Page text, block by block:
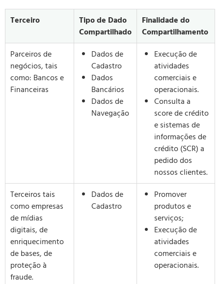
Terceiro
Tipo de Dado
Compartilhado
Finalidade do
Compartilhamento
Parceiros de
negócios, tais
como: Bancos e
Financeiras
Dados de
Cadastro
Dados
Bancários
Dados de
Navegação
Execução de
atividades
comerciais e
operacionais.
Consulta a
score de crédito
e sistemas de
informações de
crédito (SCR) a
pedido dos
nossos clientes.
Terceiros tais
como empresas
de mídias
digitais, de
enriquecimento
de bases, de
proteção à
fraude.
Dados de
Cadastro
Promover
produtos e
serviços;
Execução de
atividades
comerciais e
operacionais.